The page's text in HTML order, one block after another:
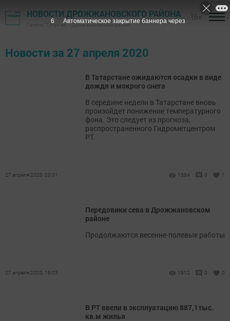
НОВОСТИ ДРОЖЖАНОВСКОГО РАЙОНА
Газета "Туган як" - Дрожжановский район
Новости за 27 апреля 2020
В Татарстане ожидаются осадки в виде
дождя и мокрого снега
В середине недели в Татарстане вновь
произойдет понижение температурного
фона. Это следует из прогноза,
распространенного Гидрометцентром
РТ.
27 апреля 2020, 20:31 1584 0 1
Передовики сева в Дрожжановском
районе
Продолжаются весенне-полевые работы
27 апреля 2020, 19:03 1912 0 0
В РТ ввели в эксплуатацию 887,1тыс.
кв.м жилья
6 Автоматическое закрытие баннера через